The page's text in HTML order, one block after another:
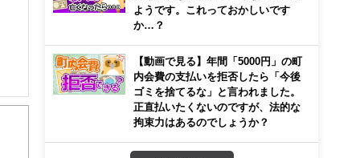
ようです。これっておかしいです
か…？
【動画で見る】年間「5000円」の町
内会費の支払いを拒否したら「今後
ゴミを捨てるな」と言われました。
正直払いたくないのですが、法的な
拘束力はあるのでしょうか？